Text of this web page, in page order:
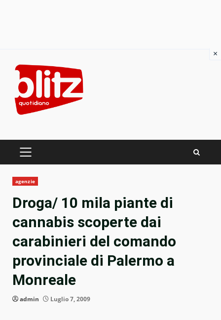
content
PRIMARY
agenzie
Droga/ 10 mila piante di
cannabis scoperte dai
carabinieri del comando
provinciale di Palermo a
Monreale
admin Luglio 7, 2009
×